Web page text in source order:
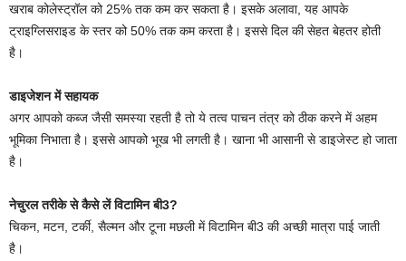
खराब कोलेस्ट्रॉल को 25% तक कम कर सकता है। इसके अलावा, यह आपके
ट्राइग्लिसराइड के स्तर को 50% तक कम करता है। इससे दिल की सेहत बेहतर होती
है।
डाइजेशन में सहायक
अगर आपको कब्ज जैसी समस्या रहती है तो ये तत्व पाचन तंत्र को ठीक करने में अहम
भूमिका निभाता है। इससे आपको भूख भी लगती है। खाना भी आसानी से डाइजेस्ट हो जाता
है।
नेचुरल तरीके से कैसे लें विटामिन बी3?
चिकन, मटन, टर्की, सैल्मन और टूना मछली में विटामिन बी3 की अच्छी मात्रा पाई जाती
है।